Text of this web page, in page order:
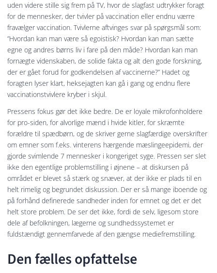
uden videre stille sig frem på TV, hvor de slagfast udtrykker foragt
for de mennesker, der tvivler på vaccination eller endnu værre
fravælger vaccination. Tvivlerne aftvinges svar på spørgsmål som:
”Hvordan kan man være så egoistisk? Hvordan kan man sætte
egne og andres børns liv i fare på den måde? Hvordan kan man
fornægte videnskaben, de solide fakta og alt den gode forskning,
der er gået forud for godkendelsen af vaccinerne?” Hadet og
foragten lyser klart, heksejagten kan gå i gang og endnu flere
vaccinationstvivlere kryber i skjul.
Pressens fokus gør det ikke bedre. De er loyale mikrofonholdere
for pro-siden, for alvorlige mænd i hvide kitler, for skræmte
forældre til spædbørn, og de skriver gerne slagfærdige overskrifter
om emner som f.eks. vinterens hærgende mæslingeepidemi, der
gjorde svimlende 7 mennesker i kongeriget syge. Pressen ser slet
ikke den egentlige problemstilling i øjnene – at diskursen på
området er blevet så stærk og snæver, at der ikke er plads til en
helt rimelig og begrundet diskussion. Der er så mange iboende og
på forhånd definerede sandheder inden for emnet og det er det
helt store problem. De ser det ikke, fordi de selv, ligesom store
dele af befolkningen, lægerne og sundhedssystemet er
fuldstændigt gennemfarvede af den gængse mediefremstilling.
Den fælles opfattelse